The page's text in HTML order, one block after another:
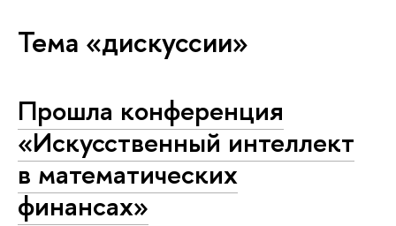
Тема «дискуссии»
Прошла конференция
«Искусственный интеллект
в математических
финансах»